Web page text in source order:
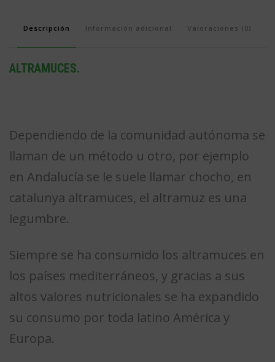
Descripción Información adicional Valoraciones (0)
ALTRAMUCES.
Dependiendo de la comunidad autónoma se
llaman de un método u otro, por ejemplo
en Andalucía se le suele llamar chocho, en
catalunya altramuces, el altramuz es una
legumbre.
Siempre se ha consumido los altramuces en
los países mediterráneos, y gracias a sus
altos valores nutricionales se ha expandido
su consumo por toda latino América y
Europa.